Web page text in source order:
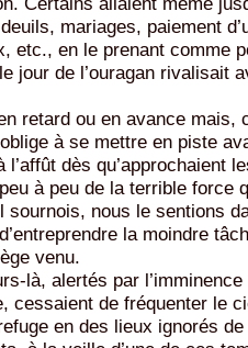
mariages, paiement
etc., en le prenant comme
jour de l’ouragan rivalisait
retard ou en avance mais,
à se mettre en piste
dès qu’approchaient
à peu de la terrible force
sournois, nous le sentions
la moindre
venu.
là, alertés par l’imminence
cessaient de fréquenter le
en des lieux ignorés